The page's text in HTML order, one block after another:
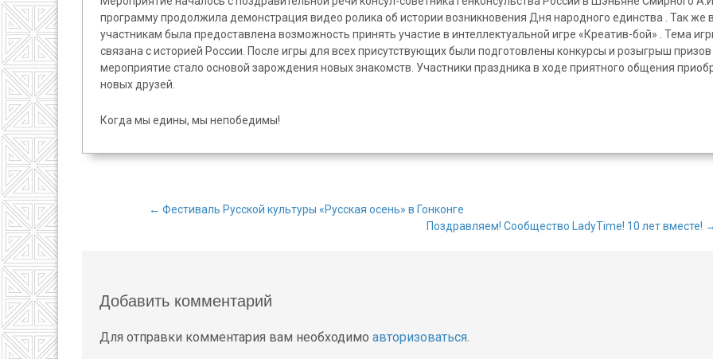
программу продолжила демонстрация видео ролика об истории возникновения Дня народного единства . Так же
участникам была предоставлена возможность принять участие в интеллектуальной игре «Креатив-бой» . Тема
связана с историей России. После игры для всех присутствующих были подготовлены конкурсы и розыгрыш
мероприятие стало основой зарождения новых знакомств. Участники праздника в ходе приятного общения
новых друзей.
Когда мы едины, мы непобедимы!
← Фестиваль Русской культуры «Русская осень» в Гонконге
Поздравляем! Сообщество LadyTime! 10 лет вместе! →
Добавить комментарий
Для отправки комментария вам необходимо авторизоваться.